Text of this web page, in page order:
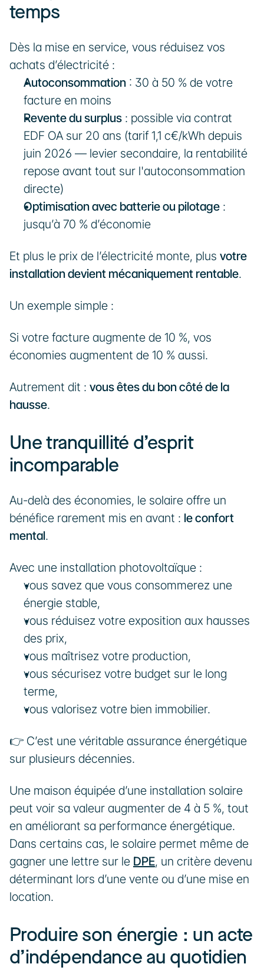
temps
Dès la mise en service, vous réduisez vos
achats d’électricité :
Autoconsommation : 30 à 50 % de votre
facture en moins
Revente du surplus : possible via contrat
EDF OA sur 20 ans (tarif 1,1 c€/kWh depuis
juin 2026 — levier secondaire, la rentabilité
repose avant tout sur l'autoconsommation
directe)
Optimisation avec batterie ou pilotage :
jusqu’à 70 % d’économie
Et plus le prix de l’électricité monte, plus votre
installation devient mécaniquement rentable.
Un exemple simple :
Si votre facture augmente de 10 %, vos
économies augmentent de 10 % aussi.
Autrement dit : vous êtes du bon côté de la
hausse.
Une tranquillité d’esprit
incomparable
Au-delà des économies, le solaire offre un
bénéfice rarement mis en avant : le confort
mental.
Avec une installation photovoltaïque :
vous savez que vous consommerez une
énergie stable,
vous réduisez votre exposition aux hausses
des prix,
vous maîtrisez votre production,
vous sécurisez votre budget sur le long
terme,
vous valorisez votre bien immobilier.
👉 C’est une véritable assurance énergétique
sur plusieurs décennies.
Une maison équipée d’une installation solaire
peut voir sa valeur augmenter de 4 à 5 %, tout
en améliorant sa performance énergétique.
Dans certains cas, le solaire permet même de
gagner une lettre sur le DPE, un critère devenu
déterminant lors d’une vente ou d’une mise en
location.
Produire son énergie : un acte
d’indépendance au quotidien